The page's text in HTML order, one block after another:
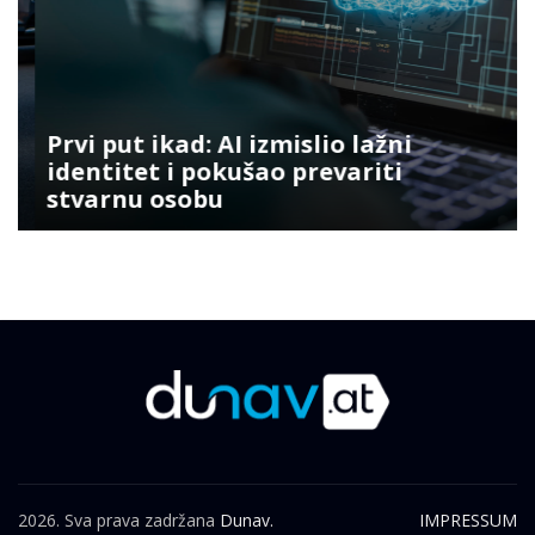
Prvi put ikad: AI izmislio lažni
identitet i pokušao prevariti
stvarnu osobu
2026. Sva prava zadržana Dunav. IMPRESSUM